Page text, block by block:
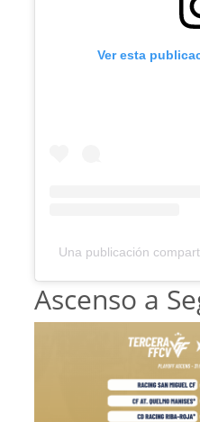
Ver esta
Una publicación
Ascenso a